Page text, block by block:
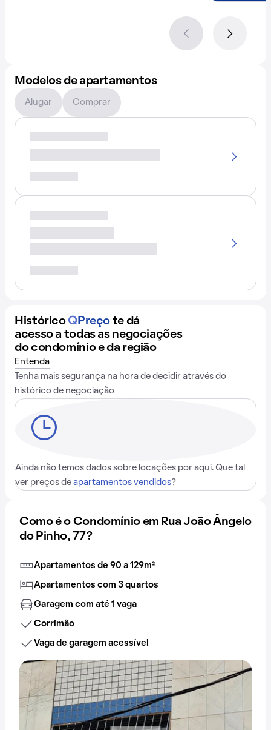
Modelos de apartamentos
Alugar Comprar
Histórico QPreço te dá
acesso a todas as negociações
do condomínio e da região
Entenda
Tenha mais segurança na hora de decidir através do
histórico de negociação
Ainda não temos dados sobre locações por aqui. Que tal
ver preços de apartamentos vendidos?
Como é o Condomínio em Rua João Ângelo
do Pinho, 77?
Apartamentos de 90 a 129m²
Apartamentos com 3 quartos
Garagem com até 1 vaga
Corrimão
Vaga de garagem acessível